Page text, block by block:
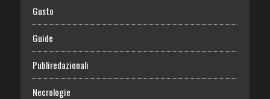
Gusto
Guide
Publiredazionali
Necrologie